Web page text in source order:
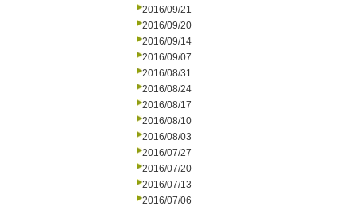
2016/09/21
2016/09/20
2016/09/14
2016/09/07
2016/08/31
2016/08/24
2016/08/17
2016/08/10
2016/08/03
2016/07/27
2016/07/20
2016/07/13
2016/07/06